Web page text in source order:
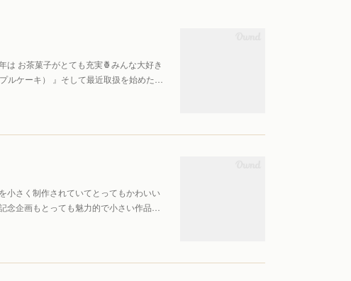
は お茶菓子がとても充実🍍みんな大好き
ルケーキ） 』そして最近取扱を始めた…
小さく制作されていてとってもかわいい
念企画もとっても魅力的で小さい作品…